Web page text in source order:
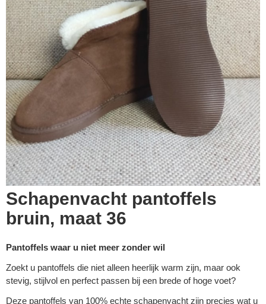
Schapenvacht pantoffels
bruin, maat 36
Pantoffels waar u niet meer zonder wil
Zoekt u pantoffels die niet alleen heerlijk warm zijn, maar ook
stevig, stijlvol en perfect passen bij een brede of hoge voet?
Deze pantoffels van 100% echte schapenvacht zijn precies wat u